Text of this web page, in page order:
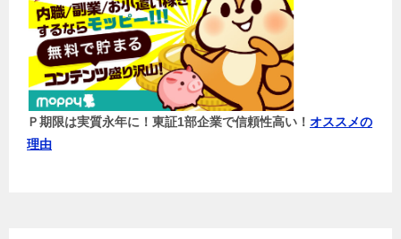
Ｐ期限は実質永年に！東証1部企業で信頼性高い！ オススメの
理由